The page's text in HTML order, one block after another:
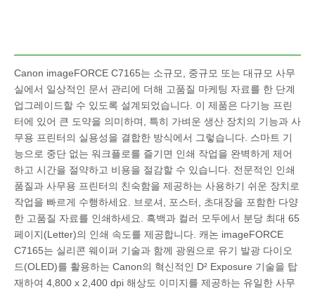
Canon imageFORCE C7165는 소규모, 중규모 또는 대규모 사무
실에서 일상적인 문서 관리에 더해 고품질 마케팅 자료를 한 단계
업그레이드할 수 있도록 설계되었습니다. 이 제품은 다기능 프린
터에 있어 큰 도약을 의미하며, 특히 가벼운 생산 장치의 기능과 사
무용 프린터의 실용성을 결합한 방식에서 그렇습니다. 스마트 기
능으로 중단 없는 워크플로를 즐기면 인쇄 작업을 완벽하게 제어
하고 시간을 절약하고 비용을 절감할 수 있습니다. 전문적인 인쇄
품질과 사무용 프린터의 친숙함을 제공하는 사용하기 쉬운 장치로
작업을 빠르게 수행하세요. 브로셔, 포스터, 초대장을 포함한 다양
한 고품질 자료를 인쇄하세요. 흑백과 컬러 모두에서 분당 최대 65
페이지(Letter)의 인쇄 속도를 제공합니다. 캐논 imageFORCE
C7165는 실리콘 웨이퍼 기술과 함께 광원으로 유기 발광 다이오
드(OLED)를 활용하는 Canon의 혁신적인 D² Exposure 기술을 탑
재하여 4,800 x 2,400 dpi 해상도 이미지를 제공하는 유일한 사무